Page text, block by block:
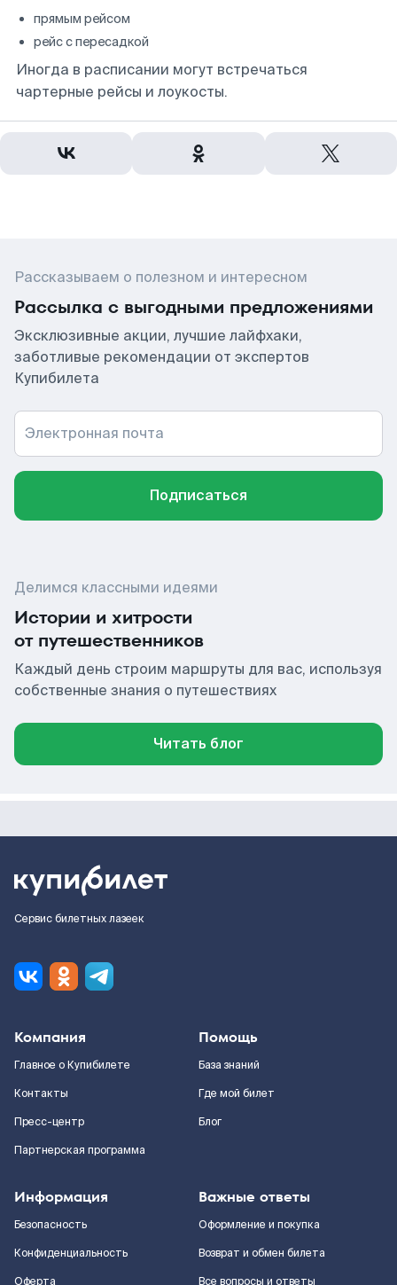
прямым рейсом
рейс с пересадкой
Иногда в расписании могут встречаться
чартерные рейсы и лоукосты.
Рассказываем о полезном и интересном
Рассылка с выгодными предложениями
Эксклюзивные акции, лучшие лайфхаки,
заботливые рекомендации от экспертов
Купибилета
Электронная почта
Подписаться
Делимся классными идеями
Истории и хитрости
от путешественников
Каждый день строим маршруты для вас, используя
собственные знания о путешествиях
Читать блог
Сервис билетных лазеек
Компания
Главное о Купибилете
Контакты
Пресс-центр
Партнерская программа
Помощь
База знаний
Где мой билет
Блог
Информация
Безопасность
Конфиденциальность
Оферта
Важные ответы
Оформление и покупка
Возврат и обмен билета
Все вопросы и ответы